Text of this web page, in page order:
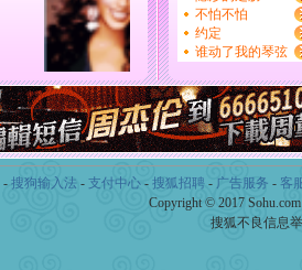
- 搜狗输入法 - 支付中心- 搜狐招聘- 广告服务 - 客
Copyright © 2017
搜狐不良信息